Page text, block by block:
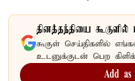
தினத்தந்தியை கூகுளில்
கூகுள் செய்திகளில்
உடனுக்குடன் பெற
Add as